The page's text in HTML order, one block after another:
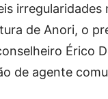
de Anori, o
Érico
de agente